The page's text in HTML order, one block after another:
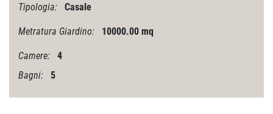
Tipologia: Casale
Metratura Giardino: 10000.00 mq
Camere:
4
Bagni:
5